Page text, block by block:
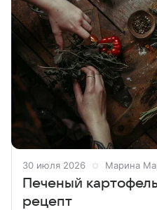
30 июля 2026 Марина
Печеный
рецепт